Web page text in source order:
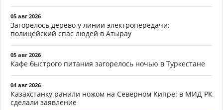
05 авг 2026
Загорелось дерево у линии электропередачи:
полицейский спас людей в Атырау
05 авг 2026
Кафе быстрого питания загорелось ночью в Туркестане
04 авг 2026
Казахстанку ранили ножом на Северном Кипре: в МИД РК
сделали заявление